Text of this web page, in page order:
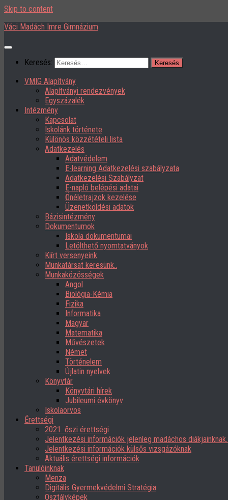
Skip to content
Váci Madách Imre Gimnázium
Keresés:
VMIG Alapítvány
Alapítványi rendezvények
Egyszázalék
Intézmény
Kapcsolat
Iskolánk története
Különös közzétételi lista
Adatkezelés
Adatvédelem
E-learning Adatkezelési szabályzata
Adatkezelési Szabályzat
E-napló belépési adatai
Önéletrajzok kezelése
Üzenetköldési adatok
Bázisintézmény
Dokumentumok
Iskola dokumentumai
Letölthető nyomtatványok
Kiírt versenyeink
Munkatársat keresünk..
Munkaközösségek
Angol
Biológia-Kémia
Fizika
Informatika
Magyar
Matematika
Művészetek
Német
Történelem
Újlatin nyelvek
Könyvtár
Könyvtári hírek
Jubileumi évkönyv
Iskolaorvos
Érettségi
2021. őszi érettségi
Jelentkezési információk jelenleg madáchos
Jelentkezési információk külsős vizsgázóknak
Aktuális érettségi információk
Tanulóinknak
Menza
Digitális Gyermekvédelmi Stratégia
Osztályképek